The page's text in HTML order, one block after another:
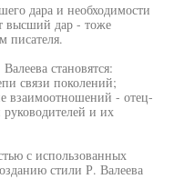
дара и необходимости
высший дар - тоже
писателя.
становятся:
связи поколений;
взаимоотношений - отец-
и их
с использованных
стили Р. Валеева